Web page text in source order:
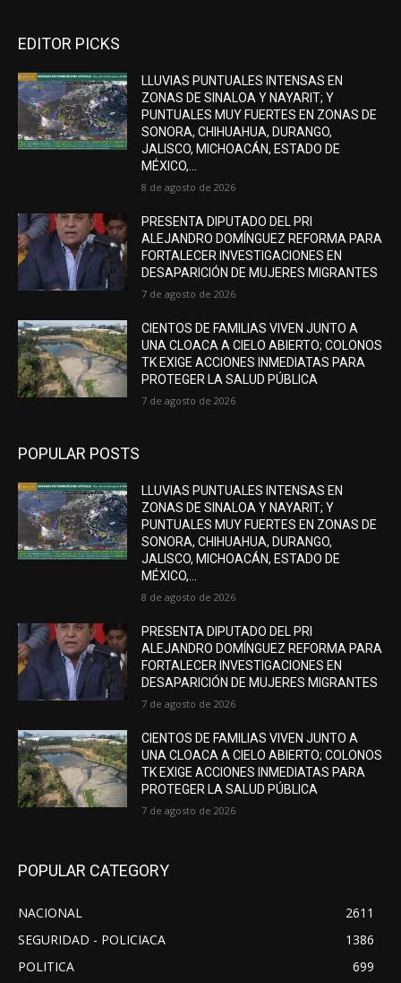
EDITOR PICKS
LLUVIAS PUNTUALES INTENSAS EN
ZONAS DE SINALOA Y NAYARIT; Y
PUNTUALES MUY FUERTES EN ZONAS DE
SONORA, CHIHUAHUA, DURANGO,
JALISCO, MICHOACÁN, ESTADO DE
MÉXICO,...
8 de agosto de 2026
PRESENTA DIPUTADO DEL PRI
ALEJANDRO DOMÍNGUEZ REFORMA PARA
FORTALECER INVESTIGACIONES EN
DESAPARICIÓN DE MUJERES MIGRANTES
7 de agosto de 2026
CIENTOS DE FAMILIAS VIVEN JUNTO A
UNA CLOACA A CIELO ABIERTO; COLONOS
TK EXIGE ACCIONES INMEDIATAS PARA
PROTEGER LA SALUD PÚBLICA
7 de agosto de 2026
POPULAR POSTS
LLUVIAS PUNTUALES INTENSAS EN
ZONAS DE SINALOA Y NAYARIT; Y
PUNTUALES MUY FUERTES EN ZONAS DE
SONORA, CHIHUAHUA, DURANGO,
JALISCO, MICHOACÁN, ESTADO DE
MÉXICO,...
8 de agosto de 2026
PRESENTA DIPUTADO DEL PRI
ALEJANDRO DOMÍNGUEZ REFORMA PARA
FORTALECER INVESTIGACIONES EN
DESAPARICIÓN DE MUJERES MIGRANTES
7 de agosto de 2026
CIENTOS DE FAMILIAS VIVEN JUNTO A
UNA CLOACA A CIELO ABIERTO; COLONOS
TK EXIGE ACCIONES INMEDIATAS PARA
PROTEGER LA SALUD PÚBLICA
7 de agosto de 2026
POPULAR CATEGORY
NACIONAL
2611
SEGURIDAD - POLICIACA
1386
POLITICA
699